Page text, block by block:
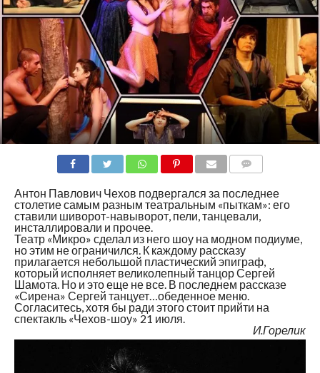
Антон Павлович Чехов подвергался за последнее
столетие самым разным театральным «пыткам»: его
ставили шиворот-навыворот, пели, танцевали,
инсталлировали и прочее.
Театр «Микро» сделал из него шоу на модном подиуме,
но этим не ограничился. К каждому рассказу
прилагается небольшой пластический эпиграф,
который исполняет великолепный танцор Сергей
Шамота. Но и это еще не все. В последнем рассказе
«Сирена» Сергей танцует…обеденное меню.
Согласитесь, хотя бы ради этого стоит прийти на
спектакль «Чехов-шоу» 21 июля.
И.Горелик